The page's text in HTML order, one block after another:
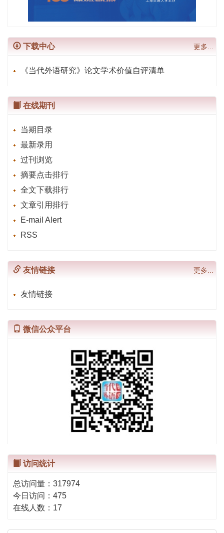
下载中心 更多...
《当代外语研究》论文学术价值自评清单
在线期刊
当期目录
最新录用
过刊浏览
摘要点击排行
全文下载排行
文章引用排行
E-mail Alert
RSS
友情链接 更多...
友情链接
微信公众平台
访问统计
总访问量： 317974
今日访问： 475
在线人数： 17